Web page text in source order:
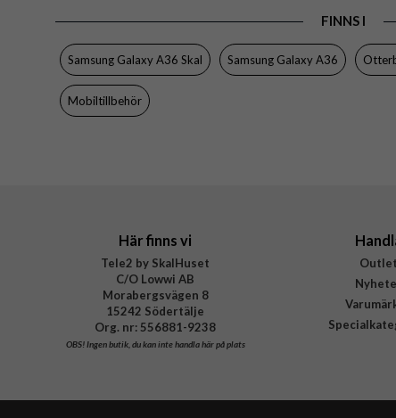
EAN
FINNS I
Samsung Galaxy A36 Skal Samsung Galaxy A36
Mobiltillbehör
Här finns vi
Tele2 by SkalHuset
C/O Lowwi AB
Morabergsvägen 8
15242 Södertälje
Org. nr: 556881-9238
OBS!Ingen butik, du kan inte handla här på plats
Outlet